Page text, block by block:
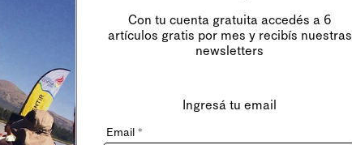
Con tu cuenta gratuita accedés a 6
artículos gratis por mes y recibís nuestras
newsletters
Ingresá tu email
Email *